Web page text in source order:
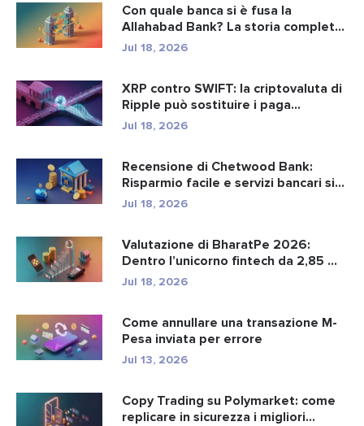
Con quale banca si è fusa la
Allahabad Bank? La storia completa
d...
Jul 18, 2026
XRP contro SWIFT: la criptovaluta di
Ripple può sostituire i paga...
Jul 18, 2026
Recensione di Chetwood Bank:
Risparmio facile e servizi bancari si...
Jul 18, 2026
Valutazione di BharatPe 2026:
Dentro l’unicorno fintech da 2,85 ...
Jul 18, 2026
Come annullare una transazione M-
Pesa inviata per errore
Jul 13, 2026
Copy Trading su Polymarket: come
replicare in sicurezza i migliori...